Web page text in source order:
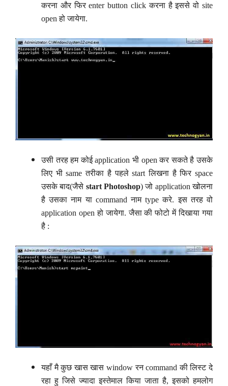
करना और फिर enter button click करना है इससे वो site
open हो जायेगा.
उसी तरह हम कोई application भी open कर सकते है उसके
लिए भी same तरीका है पहले start लिखना है फिर space
उसके बाद(जैसे startPhotoshop) जो application खोलना
है उसका नाम या command नाम type करे. इस तरह वो
application open हो जायेगा. जैसा की फोटो में दिखाया गया
है :
यहाँ मै कुछ खास खास window रन command की लिस्ट दे
रहा हु जिसे ज्यादा इस्तेमाल किया जाता है, इसको हमलोग